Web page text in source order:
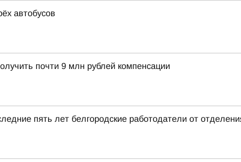
автобусов
почти 9 млн рублей компенсации
пять лет белгородские работодатели от